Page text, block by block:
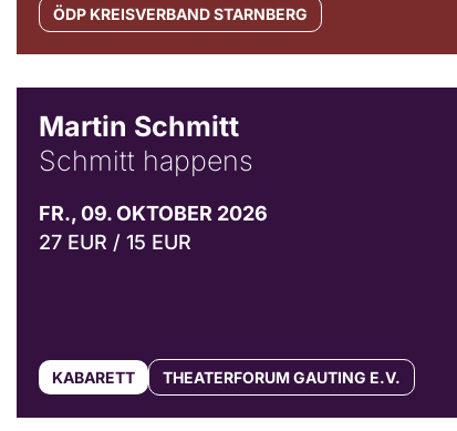
ÖDP KREISVERBAND STARNBERG
Martin Schmitt
Schmitt happens
FR., 09. OKTOBER 2026
27 EUR / 15 EUR
KABARETT THEATERFORUM GAUTING E.V.